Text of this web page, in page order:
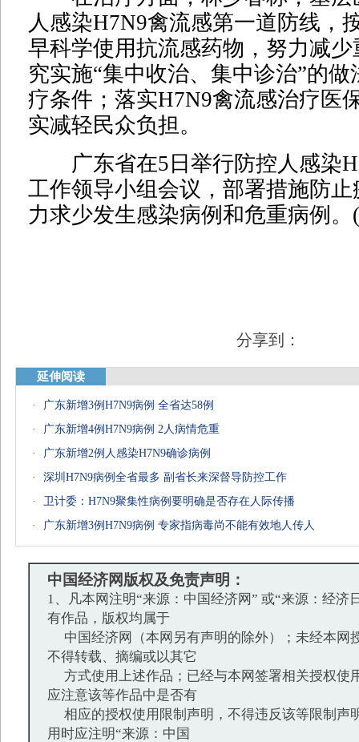
人感染H7N9禽流感第一道防线，
早科学使用抗流感药物，努力减
究实施“集中收治、集中诊治”的
疗条件；落实H7N9禽流感治疗医
实减轻民众负担。
广东省在5日举行防控人感染
工作领导小组会议，部署措施防
力求少发生感染病例和危重病例。
分享到：
延伸阅读
·
广东新增3例H7N9病例 全省达58例
·
广东新增4例H7N9病例 2人病情危重
·
广东新增2例人感染H7N9确诊病例
·
深圳H7N9病例全省最多 副省长来深督导防控工作
·
卫计委：H7N9聚集性病例要明确是否存在人际传播
·
广东新增3例H7N9病例 专家指病毒尚不能有效地人传人
中国经济网版权及免责声明：
1、凡本网注明“来源：中国经济网” 或“来源：经济
有作品，版权均属于
中国经济网（本网另有声明的除外）；未经本网
不得转载、摘编或以其它
方式使用上述作品；已经与本网签署相关授权使
应注意该等作品中是否有
相应的授权使用限制声明，不得违反该等限制声
用时应注明“来源：中国